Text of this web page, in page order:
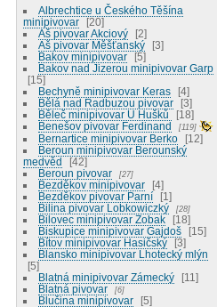
Albrechtice u Českého Těšína
minipivovar
20
Aš pivovar Akciový
2
Aš pivovar Měšťanský
3
Bakov minipivovar
5
Bakov nad Jizerou minipivovar Garp
15
Bechyně minipivovar Keras
4
Bělá nad Radbuzou pivovar
3
Běleč minipivovar U Hušků
18
Benešov pivovar Ferdinand
119
Bernartice minipivovar Berko
12
Beroun minipivovar Berounský
medvěd
42
Beroun pivovar
27
Bezděkov minipivovar
4
Bezděkov pivovar Parní
1
Bilina pivovar Lobkowiczký
28
Bilovec minipivovar Zobak
18
Biskupice minipivovar Gajdoš
15
Bítov minipivovar Hasičský
3
Blansko minipivovar Lhotecký mlýn
5
Blatná minipivovar Zámecký
11
Blatná pivovar
6
Blučina minipivovar
5